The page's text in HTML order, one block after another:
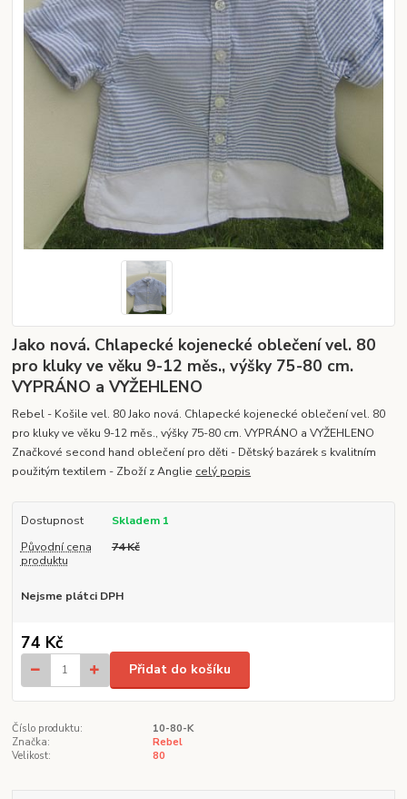
Jako nová. Chlapecké kojenecké oblečení vel. 80
pro kluky ve věku 9-12 měs., výšky 75-80 cm.
VYPRÁNO a VYŽEHLENO
Rebel - Košile vel. 80 Jako nová. Chlapecké kojenecké oblečení vel. 80
pro kluky ve věku 9-12 měs., výšky 75-80 cm. VYPRÁNO a VYŽEHLENO
Značkové second hand oblečení pro děti - Dětský bazárek s kvalitním
použitým textilem - Zboží z Anglie celý popis
Dostupnost
Skladem 1
Původní cena
produktu
74 Kč
Nejsme plátci DPH
74 Kč
Přidat do košíku
Číslo produktu:
10-80-K
Značka:
Rebel
Velikost:
80